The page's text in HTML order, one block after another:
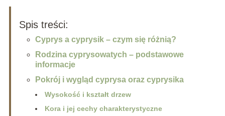
Spis treści:
Cyprys a cyprysik – czym się różnią?
Rodzina cyprysowatych – podstawowe
informacje
Pokrój i wygląd cyprysa oraz cyprysika
Wysokość i kształt drzew
Kora i jej cechy charakterystyczne